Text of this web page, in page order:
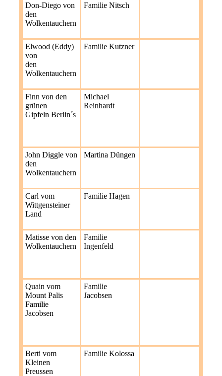
Don-Diego von
den
Wolkentauchern
Familie Nitsch
Elwood (Eddy)
von
den
Wolkentauchern
Familie Kutzner
Finn von den
grünen
Gipfeln Berlin´s
Michael
Reinhardt
John Diggle von
den
Wolkentauchern
Martina Düngen
Carl vom
Wittgensteiner
Land
Familie Hagen
Matisse von den
Wolkentauchern
Familie
Ingenfeld
Quain vom
Mount Palis
Familie
Jacobsen
Familie
Jacobsen
Berti vom
Kleinen
Preussen
Familie Kolossa